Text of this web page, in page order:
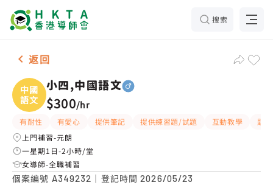
搜索
男-1名 小四,中國語文，元朗 補習推介
返回
中國
語文
小四,中國語文
$300/hr
有耐性 有愛心 提供筆記 提供練習題/試題 互動教學
題
上門補習-元朗
一星期1日-2小時/堂
女導師-全職補習
個案編號 A349232 ｜登記時間2026/05/23